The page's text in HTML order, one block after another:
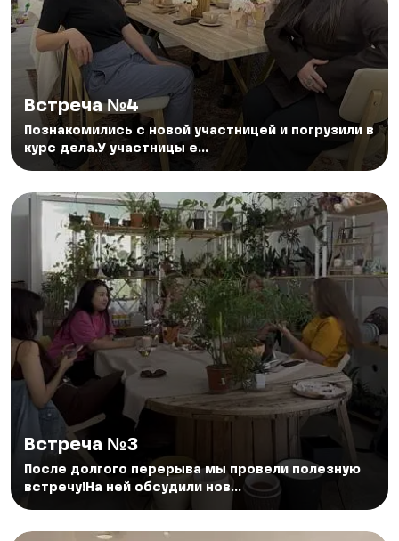
Встреча №4
Познакомились с новой участницей и погрузили в
курс дела.У участницы е...
Встреча №3
После долгого перерыва мы провели полезную
встречу!На ней обсудили нов...